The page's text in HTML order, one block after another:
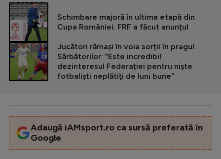
CITEȘTE ȘI
Schimbare majoră în ultima etapă din
Cupa României. FRF a făcut anunțul
Jucători rămași în voia sorții în pragul
Sărbătorilor: ”Este incredibil
dezinteresul Federației pentru niște
fotbaliști neplătiți de luni bune”
Adaugă iAMsport.ro ca sursă preferată în
Google